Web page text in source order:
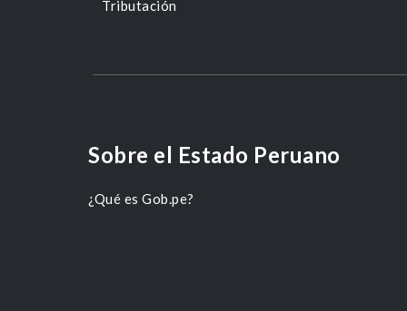
Tributación
Sobre el Estado Peruano
¿Qué es Gob.pe?